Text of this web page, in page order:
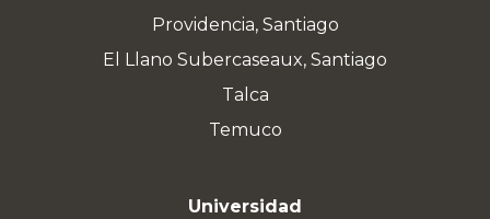
Providencia, Santiago
El Llano Subercaseaux, Santiago
Talca
Temuco
Universidad